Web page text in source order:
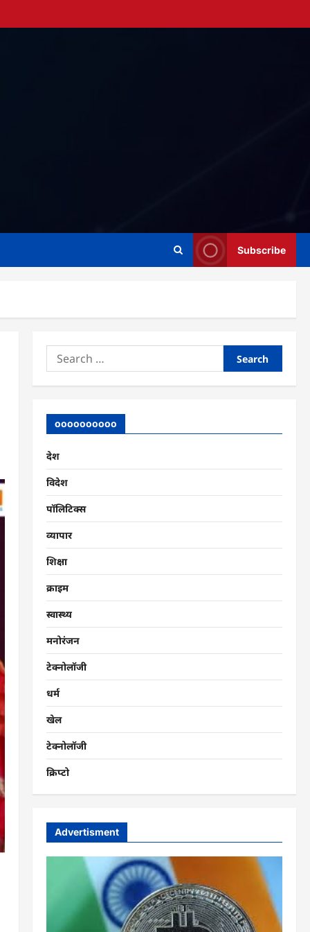
Subscribe
Search
for:
oooooooooo
देश
विदेश
पॉलिटिक्स
व्यापार
शिक्षा
क्राइम
स्वास्थ्य
मनोरंजन
टेक्नोलॉजी
धर्म
खेल
टेक्नोलॉजी
क्रिप्टो
Advertisment